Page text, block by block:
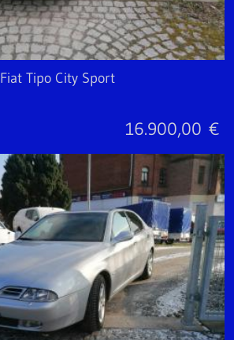
Fiat Tipo City Sport
16.900,00 €